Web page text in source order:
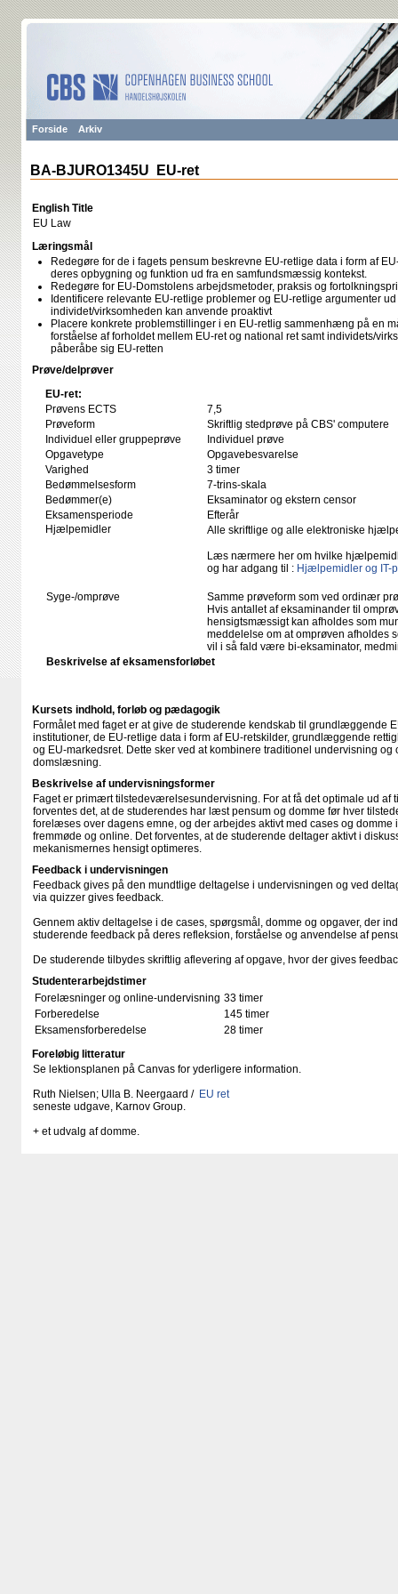
Forside Arkiv
BA-BJURO1345U EU-ret
English Title
EU Law
Læringsmål
Redegøre for de i fagets pensum beskrevne EU-retlige data i form af
deres opbygning og funktion ud fra en samfundsmæssig kontekst.
Redegøre for EU-Domstolens arbejdsmetoder, praksis og
Identificere relevante EU-retlige problemer og EU-retlige argumenter
individet/virksomheden kan anvende proaktivt
Placere konkrete problemstillinger i en EU-retlig sammenhæng på en
forståelse af forholdet mellem EU-ret og national ret samt individets/
påberåbe sig EU-retten
Prøve/delprøver
EU-ret:
Prøvens ECTS
7,5
Prøveform
Skriftlig stedprøve på CBS' computere
Individuel eller gruppeprøve
Individuel prøve
Opgavetype
Opgavebesvarelse
Varighed
3 timer
Bedømmelsesform
7-trins-skala
Bedømmer(e)
Eksaminator og ekstern censor
Eksamensperiode
Efterår
Hjælpemidler
Alle skriftlige og alle elektroniske
Læs nærmere her om hvilke
og har adgang til : Hjælpemidler og IT-
Syge-/omprøve
Samme prøveform som ved ordinær
Hvis antallet af eksaminander til
hensigtsmæssigt kan afholdes som
meddelelse om at omprøven afholdes
vil i så fald være bi-eksaminator,
Beskrivelse af eksamensforløbet
Kursets indhold, forløb og pædagogik
Formålet med faget er at give de studerende kendskab til grundlæggende
institutioner, de EU-retlige data i form af EU-retskilder, grundlæggende
og EU-markedsret. Dette sker ved at kombinere traditionel undervisning og
domslæsning.
Beskrivelse af undervisningsformer
Faget er primært tilstedeværelsesundervisning. For at få det optimale ud
forventes det, at de studerendes har læst pensum og domme før hver
forelæses over dagens emne, og der arbejdes aktivt med cases og domme
fremmøde og online. Det forventes, at de studerende deltager aktivt i
mekanismernes hensigt optimeres.
Feedback i undervisningen
Feedback gives på den mundtlige deltagelse i undervisningen og ved
via quizzer gives feedback.
Gennem aktiv deltagelse i de cases, spørgsmål, domme og opgaver, der
studerende feedback på deres refleksion, forståelse og anvendelse af
De studerende tilbydes skriftlig aflevering af opgave, hvor der gives
Studenterarbejdstimer
Forelæsninger og online-undervisning 33 timer
Forberedelse
145 timer
Eksamensforberedelse
28 timer
Foreløbig litteratur
Se lektionsplanen på Canvas for yderligere information.
Ruth Nielsen; Ulla B. Neergaard / EU ret
seneste udgave, Karnov Group.
+ et udvalg af domme.